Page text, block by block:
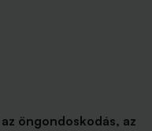
öngondoskodás, az